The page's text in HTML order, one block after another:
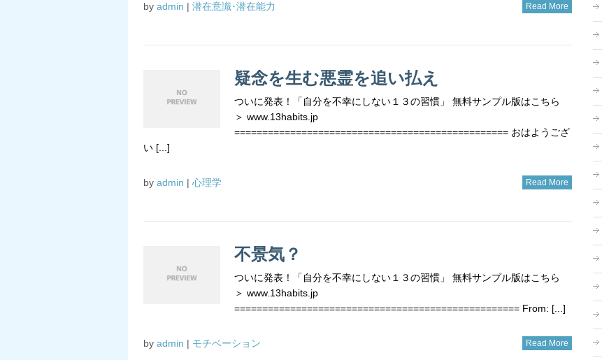
by admin | 潜在意識･潜在能力 Read More
疑念を生む悪霊を追い払え
ついに発表！「自分を不幸にしない１３の習慣」 無料サンプル版はこちら
＞ www.13habits.jp
================================================= おはようござ
い [...]
by admin | 心理学 Read More
不景気？
ついに発表！「自分を不幸にしない１３の習慣」 無料サンプル版はこちら
＞ www.13habits.jp
=================================================== From: [...]
by admin | モチベーション Read More